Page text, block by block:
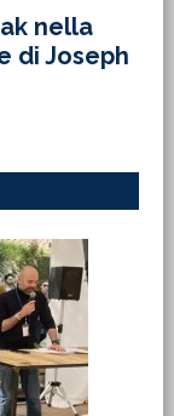
nella
di Joseph